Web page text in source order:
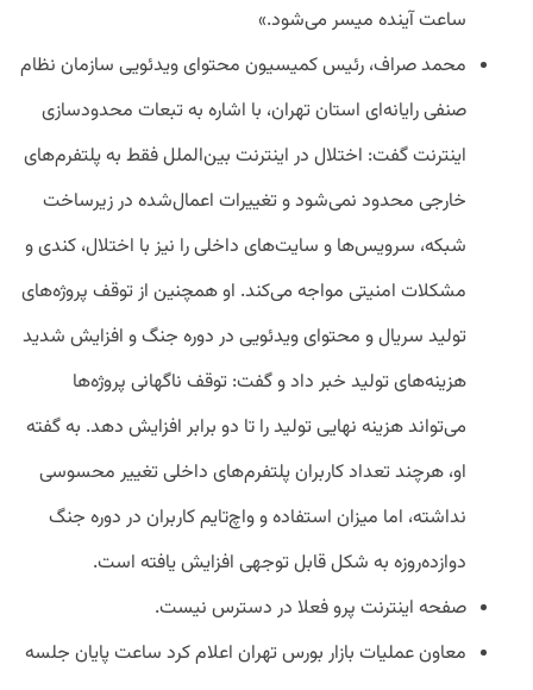
ساعت آینده میسر می‌شود.»
محمد صراف، رئیس کمیسیون محتوای ویدئویی سازمان نظام
صنفی رایانه‌ای استان تهران، با اشاره به تبعات محدودسازی
اینترنت گفت: اختلال در اینترنت بین‌الملل فقط به پلتفرم‌های
خارجی محدود نمی‌شود و تغییرات اعمال‌شده در زیرساخت
شبکه، سرویس‌ها و سایت‌های داخلی را نیز با اختلال، کندی و
مشکلات امنیتی مواجه می‌کند. او همچنین از توقف پروژه‌های
تولید سریال و محتوای ویدئویی در دوره جنگ و افزایش شدید
هزینه‌های تولید خبر داد و گفت: توقف ناگهانی پروژه‌ها
می‌تواند هزینه نهایی تولید را تا دو برابر افزایش دهد. به گفته
او، هرچند تعداد کاربران پلتفرم‌های داخلی تغییر محسوسی
نداشته، اما میزان استفاده و واچ‌تایم کاربران در دوره جنگ
دوازده‌روزه به شکل قابل توجهی افزایش یافته است.
صفحه اینترنت پرو فعلا در دسترس نیست.
معاون عملیات بازار بورس تهران اعلام کرد ساعت پایان جلسه